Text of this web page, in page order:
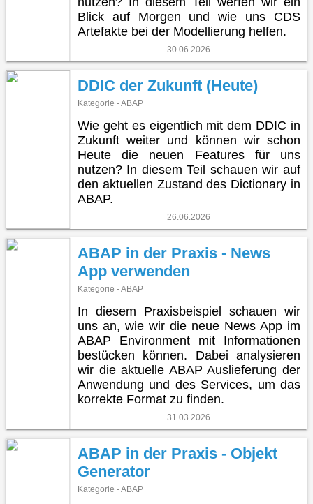
Blick auf Morgen und wie uns CDS
Artefakte bei der Modellierung helfen.
30.06.2026
DDIC der Zukunft (Heute)
Kategorie - ABAP
Wie geht es eigentlich mit dem DDIC in
Zukunft weiter und können wir schon
Heute die neuen Features für uns
nutzen? In diesem Teil schauen wir auf
den aktuellen Zustand des Dictionary in
ABAP.
26.06.2026
ABAP in der Praxis - News
App verwenden
Kategorie - ABAP
In diesem Praxisbeispiel schauen wir
uns an, wie wir die neue News App im
ABAP Environment mit Informationen
bestücken können. Dabei analysieren
wir die aktuelle ABAP Auslieferung der
Anwendung und des Services, um das
korrekte Format zu finden.
31.03.2026
ABAP in der Praxis - Objekt
Generator
Kategorie - ABAP